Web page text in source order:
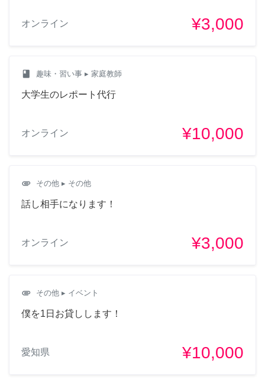
オンライン ¥3,000
class 趣味・習い事 ▸ 家庭教師
大学生のレポート代行
オンライン ¥10,000
attachment その他 ▸ その他
話し相手になります！
オンライン ¥3,000
attachment その他 ▸ イベント
僕を1日お貸しします！
愛知県 ¥10,000